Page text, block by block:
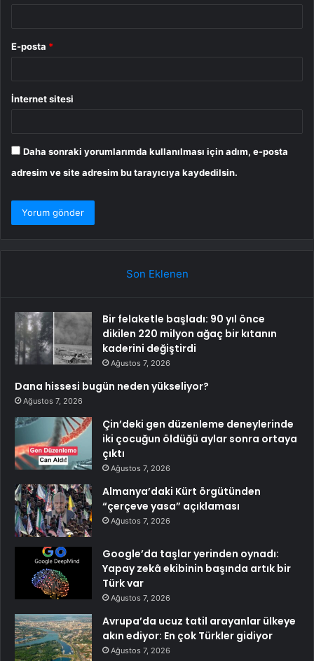
E-posta *
İnternet sitesi
Daha sonraki yorumlarımda kullanılması için adım, e-posta
adresim ve site adresim bu tarayıcıya kaydedilsin.
Son Eklenen
Bir felaketle başladı: 90 yıl önce
dikilen 220 milyon ağaç bir kıtanın
kaderini değiştirdi
Ağustos 7, 2026
Dana hissesi bugün neden yükseliyor?
Ağustos 7, 2026
Çin’deki gen düzenleme deneylerinde
iki çocuğun öldüğü aylar sonra ortaya
çıktı
Ağustos 7, 2026
Almanya’daki Kürt örgütünden
“çerçeve yasa” açıklaması
Ağustos 7, 2026
Google’da taşlar yerinden oynadı:
Yapay zekâ ekibinin başında artık bir
Türk var
Ağustos 7, 2026
Avrupa’da ucuz tatil arayanlar ülkeye
akın ediyor: En çok Türkler gidiyor
Ağustos 7, 2026